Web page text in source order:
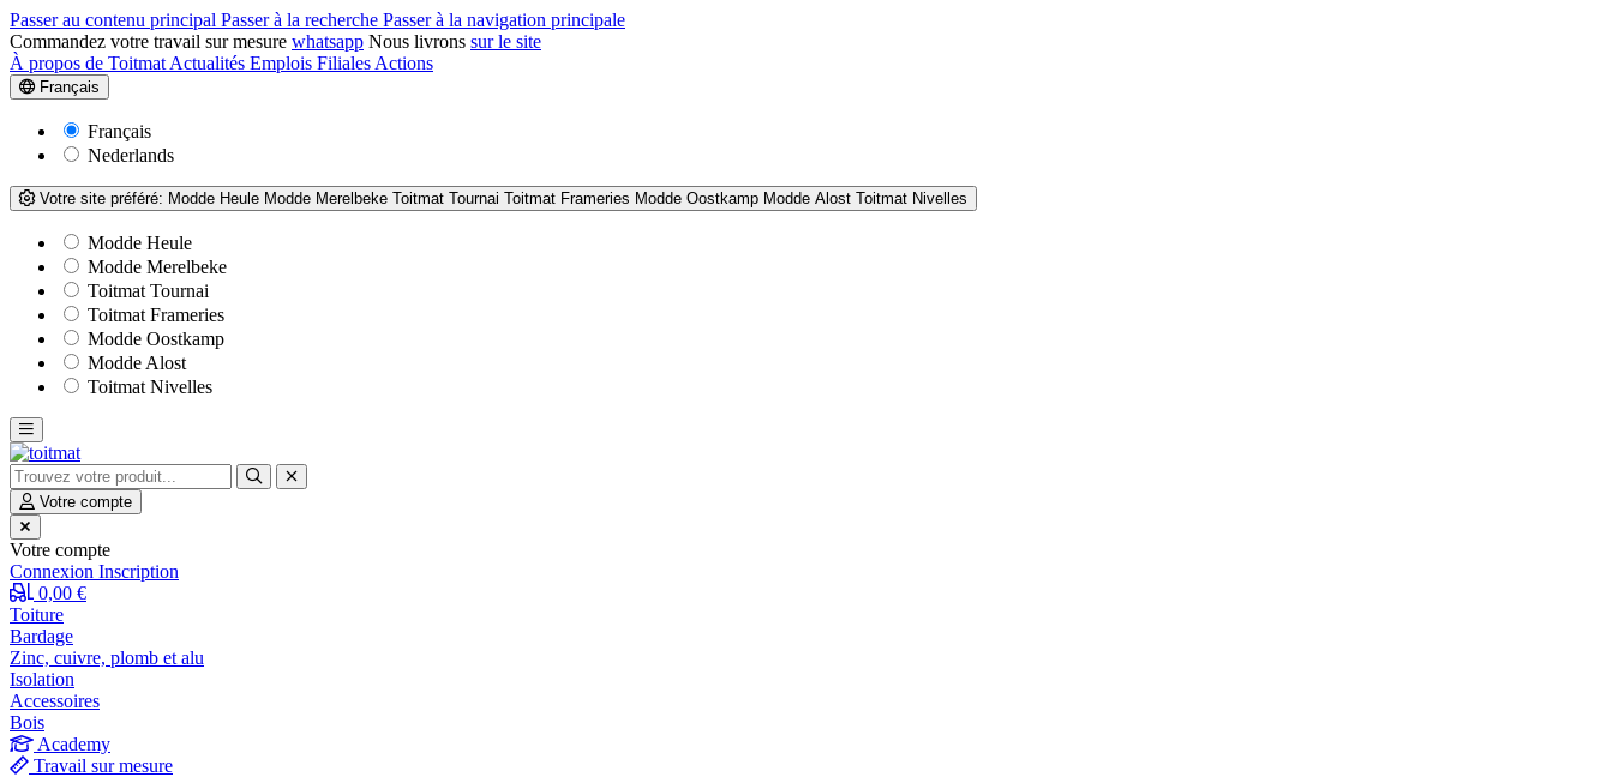
Passer au contenu principal Passer à la recherche Passer à la navigation principale
Commandez votre travail sur mesure whatsapp Nous livrons sur le site
À propos de Toitmat Actualités Emplois Filiales Actions
Français
Français
Nederlands
Votre site préféré: Modde Heule Modde Merelbeke Toitmat Tournai Toitmat Frameries Modde Oostkamp Modde Alost Toitmat Nivelles
Modde Heule
Modde Merelbeke
Toitmat Tournai
Toitmat Frameries
Modde Oostkamp
Modde Alost
Toitmat Nivelles
Votre compte
Votre compte
Connexion Inscription
0,00 €
Toiture
Bardage
Zinc, cuivre, plomb et alu
Isolation
Accessoires
Bois
Academy
Travail sur mesure